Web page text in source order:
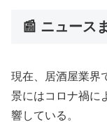
📰 ニュース
現在、居酒屋業界
景にはコロナ禍に
響している。